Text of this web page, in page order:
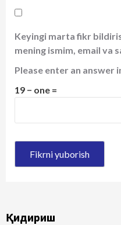
Keyingi marta fikr
mening ismim, email va
Please enter an answer
19 − one =
Қидириш